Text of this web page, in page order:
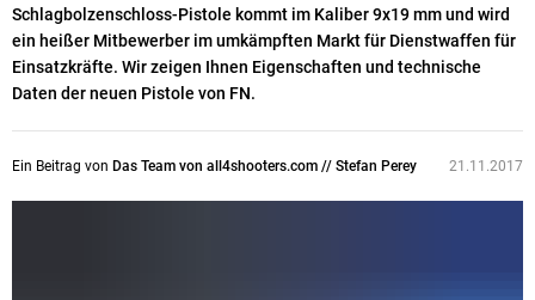
Schlagbolzenschloss-Pistole kommt im Kaliber 9x19 mm und wird
ein heißer Mitbewerber im umkämpften Markt für Dienstwaffen für
Einsatzkräfte. Wir zeigen Ihnen Eigenschaften und technische
Daten der neuen Pistole von FN.
Ein Beitrag von Das Team von all4shooters.com // Stefan Perey 21.11.2017